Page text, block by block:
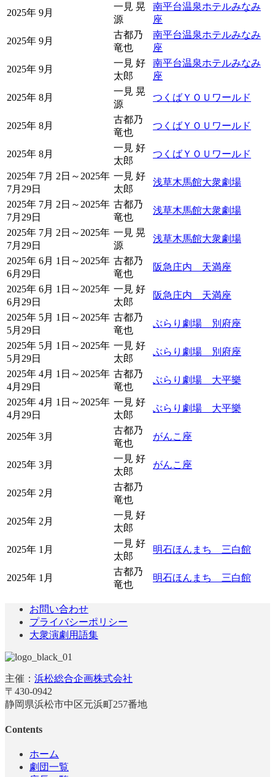
2025年 9月
一見 晃
源
南平台温泉ホテルみなみ
座
2025年 9月
古都乃
竜也
南平台温泉ホテルみなみ
座
2025年 9月
一見 好
太郎
南平台温泉ホテルみなみ
座
2025年 8月
一見 晃
源
つくばＹＯＵワールド
2025年 8月
古都乃
竜也
つくばＹＯＵワールド
2025年 8月
一見 好
太郎
つくばＹＯＵワールド
2025年 7月 2日～2025年
7月29日
一見 好
太郎
浅草木馬館大衆劇場
2025年 7月 2日～2025年
7月29日
古都乃
竜也
浅草木馬館大衆劇場
2025年 7月 2日～2025年
7月29日
一見 晃
源
浅草木馬館大衆劇場
2025年 6月 1日～2025年
6月29日
古都乃
竜也
阪急庄内 天満座
2025年 6月 1日～2025年
6月29日
一見 好
太郎
阪急庄内 天満座
2025年 5月 1日～2025年
5月29日
古都乃
竜也
ぶらり劇場 別府座
2025年 5月 1日～2025年
5月29日
一見 好
太郎
ぶらり劇場 別府座
2025年 4月 1日～2025年
4月29日
古都乃
竜也
ぶらり劇場 大平樂
2025年 4月 1日～2025年
4月29日
一見 好
太郎
ぶらり劇場 大平樂
2025年 3月
古都乃
竜也
がんこ座
2025年 3月
一見 好
太郎
がんこ座
2025年 2月
古都乃
竜也
2025年 2月
一見 好
太郎
2025年 1月
一見 好
太郎
明石ほんまち 三白館
2025年 1月
古都乃
竜也
明石ほんまち 三白館
お問い合わせ
プライバシーポリシー
大衆演劇用語集
主催： 浜松総合企画株式会社
〒430-0942
静岡県浜松市中区元浜町257番地
Contents
ホーム
劇団一覧